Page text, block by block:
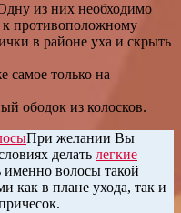
из них необходимо
к противоположному
в районе уха и скрыть
самое только на
ободок из колосков.
При желании Вы
делать легкие
именно волосы такой
как в плане ухода, так и